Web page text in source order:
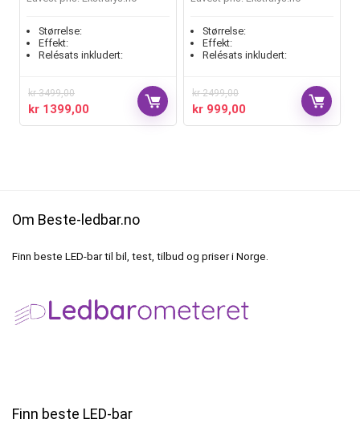
Størrelse:
Effekt:
Relésats inkludert:
kr3499,00
kr 1399,00
Størrelse:
Effekt:
Relésats inkludert:
kr2499,00
kr 999,00
Om Beste-ledbar.no
Finn beste LED-bar til bil, test, tilbud og priser i Norge.
Finn beste LED-bar